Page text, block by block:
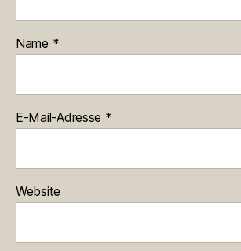
Name *
E-Mail-Adresse *
Website